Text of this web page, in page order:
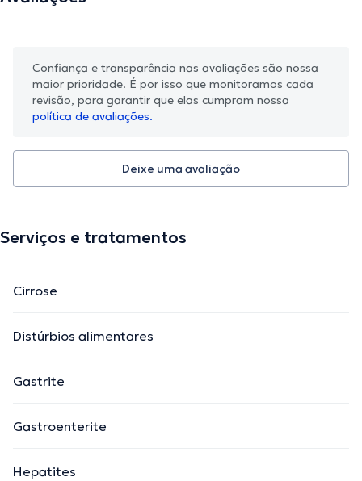
Confiança e transparência nas avaliações são nossa
maior prioridade. É por isso que monitoramos cada
revisão, para garantir que elas cumpram nossa
política de avaliações.
Deixe uma avaliação
Serviços e tratamentos
Cirrose
Distúrbios alimentares
Gastrite
Gastroenterite
Hepatites